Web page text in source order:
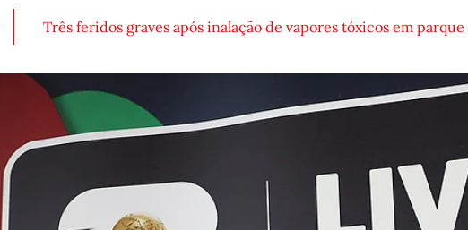
Três feridos graves após inalação de vapores tóxicos em